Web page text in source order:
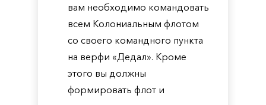
вам необходимо командовать
всем Колониальным флотом
со своего командного пункта
на верфи «Дедал». Кроме
этого вы должны
формировать флот и